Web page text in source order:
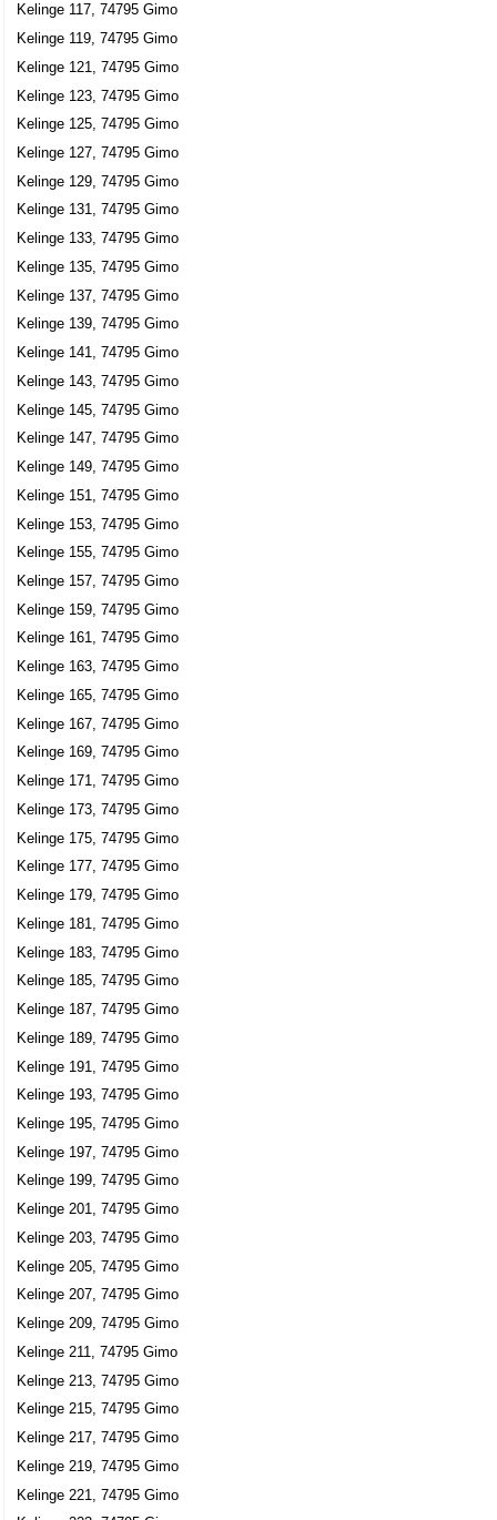
Kelinge 117, 74795 Gimo
Kelinge 119, 74795 Gimo
Kelinge 121, 74795 Gimo
Kelinge 123, 74795 Gimo
Kelinge 125, 74795 Gimo
Kelinge 127, 74795 Gimo
Kelinge 129, 74795 Gimo
Kelinge 131, 74795 Gimo
Kelinge 133, 74795 Gimo
Kelinge 135, 74795 Gimo
Kelinge 137, 74795 Gimo
Kelinge 139, 74795 Gimo
Kelinge 141, 74795 Gimo
Kelinge 143, 74795 Gimo
Kelinge 145, 74795 Gimo
Kelinge 147, 74795 Gimo
Kelinge 149, 74795 Gimo
Kelinge 151, 74795 Gimo
Kelinge 153, 74795 Gimo
Kelinge 155, 74795 Gimo
Kelinge 157, 74795 Gimo
Kelinge 159, 74795 Gimo
Kelinge 161, 74795 Gimo
Kelinge 163, 74795 Gimo
Kelinge 165, 74795 Gimo
Kelinge 167, 74795 Gimo
Kelinge 169, 74795 Gimo
Kelinge 171, 74795 Gimo
Kelinge 173, 74795 Gimo
Kelinge 175, 74795 Gimo
Kelinge 177, 74795 Gimo
Kelinge 179, 74795 Gimo
Kelinge 181, 74795 Gimo
Kelinge 183, 74795 Gimo
Kelinge 185, 74795 Gimo
Kelinge 187, 74795 Gimo
Kelinge 189, 74795 Gimo
Kelinge 191, 74795 Gimo
Kelinge 193, 74795 Gimo
Kelinge 195, 74795 Gimo
Kelinge 197, 74795 Gimo
Kelinge 199, 74795 Gimo
Kelinge 201, 74795 Gimo
Kelinge 203, 74795 Gimo
Kelinge 205, 74795 Gimo
Kelinge 207, 74795 Gimo
Kelinge 209, 74795 Gimo
Kelinge 211, 74795 Gimo
Kelinge 213, 74795 Gimo
Kelinge 215, 74795 Gimo
Kelinge 217, 74795 Gimo
Kelinge 219, 74795 Gimo
Kelinge 221, 74795 Gimo